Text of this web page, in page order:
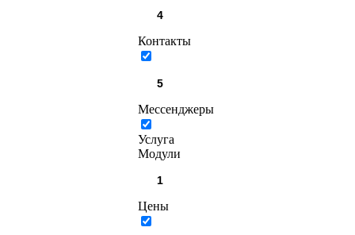
Контакты
Мессенджеры
Услуга
Модули
Цены